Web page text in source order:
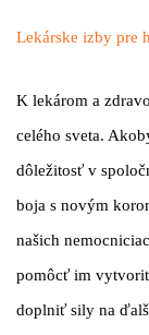
Lekárske izby pre
K lekárom a
celého sveta.
dôležitosť v
boja s novým
našich
pomôcť im vytvoriť
doplniť sily na